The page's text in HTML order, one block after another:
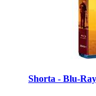
Shorta - Blu-Ray